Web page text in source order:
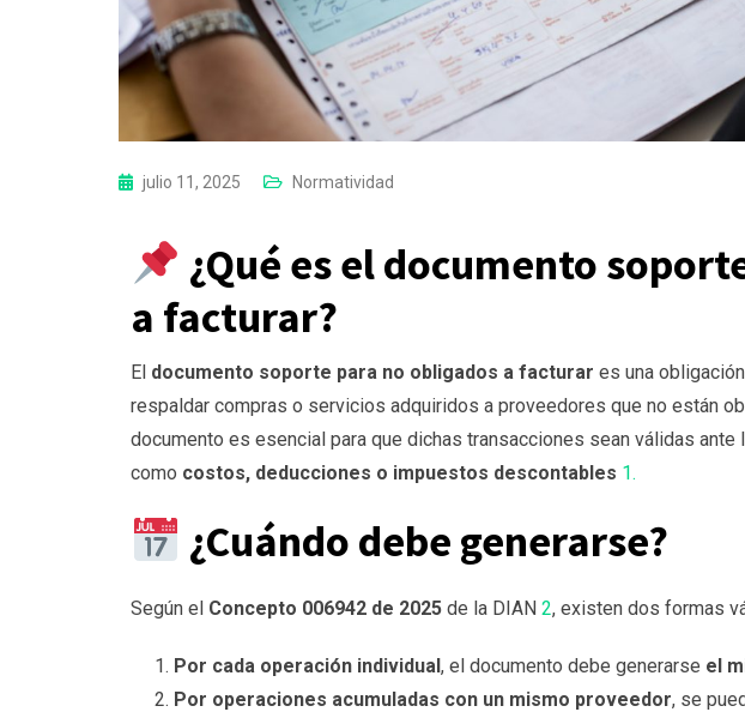
julio 11, 2025 Normatividad
¿Qué es el documento
a facturar?
El documento soporte para no obligados a facturar es una
respaldar compras o servicios adquiridos a proveedores que no están
documento es esencial para que dichas transacciones sean válidas ante
como costos, deducciones o impuestos descontables 1.
¿Cuándo debe generarse?
Según el Concepto 006942 de 2025 de la DIAN 2, existen dos formas
Por cada operación individual, el documento debe generarse el
Por operaciones acumuladas con un mismo proveedor, se